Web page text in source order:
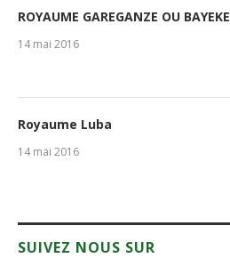
ROYAUME GAREGANZE OU BAYEKE
14 mai 2016
Royaume Luba
14 mai 2016
SUIVEZ NOUS SUR